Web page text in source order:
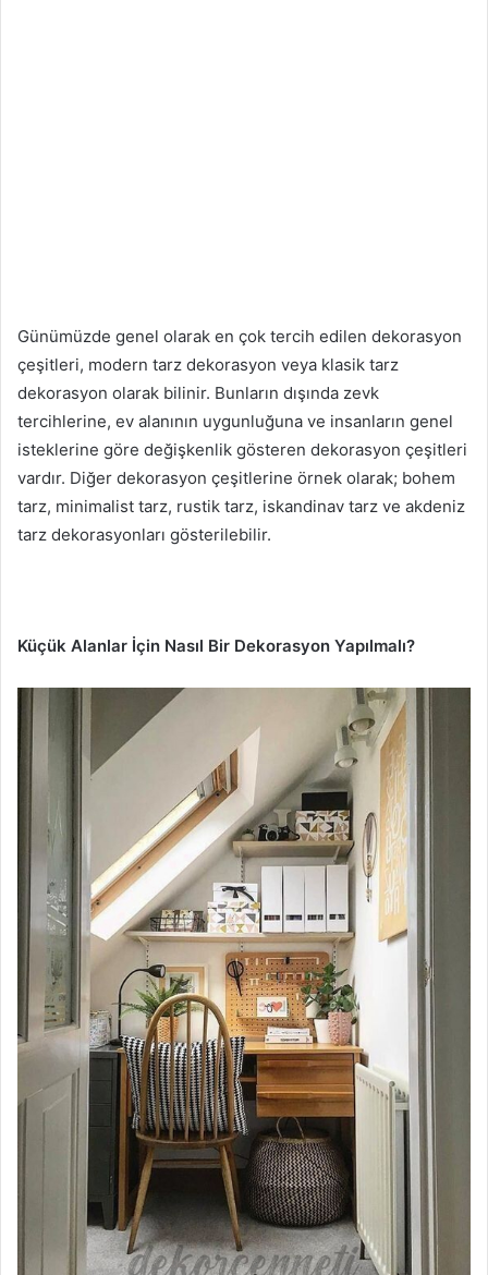
Günümüzde genel olarak en çok tercih edilen dekorasyon
çeşitleri, modern tarz dekorasyon veya klasik tarz
dekorasyon olarak bilinir. Bunların dışında zevk
tercihlerine, ev alanının uygunluğuna ve insanların genel
isteklerine göre değişkenlik gösteren dekorasyon çeşitleri
vardır. Diğer dekorasyon çeşitlerine örnek olarak; bohem
tarz, minimalist tarz, rustik tarz, iskandinav tarz ve akdeniz
tarz dekorasyonları gösterilebilir.
Küçük Alanlar İçin Nasıl Bir Dekorasyon Yapılmalı?